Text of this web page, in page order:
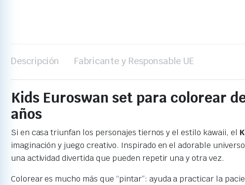
Descripción Fabricante y Responsable UE
Kids Euroswan set para colorear
años
Si en casa triunfan los personajes tiernos y el estilo kawaii, el
imaginación y juego creativo. Inspirado en el adorable
una actividad divertida que pueden repetir una y otra vez.
Colorear es mucho más que “pintar”: ayuda a practicar la